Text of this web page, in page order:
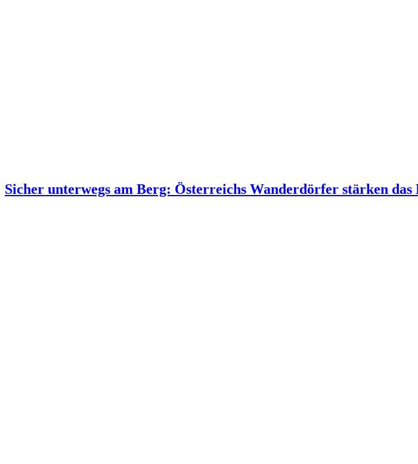
Sicher unterwegs am Berg: Österreichs Wanderdörfer stärken